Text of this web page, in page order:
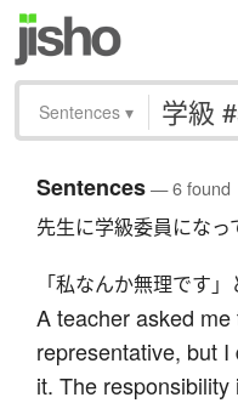
Sentences ▾
Sentences— 6 found
先生に学級委員になっ
「私なんか無理です」
A teacher asked
representative, but I
it. The responsibility